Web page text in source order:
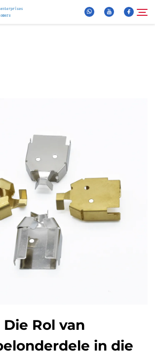
Die Rol van
in die